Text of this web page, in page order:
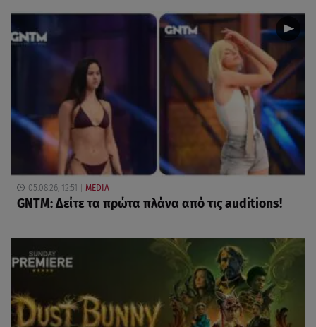
05.08.26, 12:51 MEDIA
GNTM: Δείτε τα πρώτα πλάνα από τις auditions!